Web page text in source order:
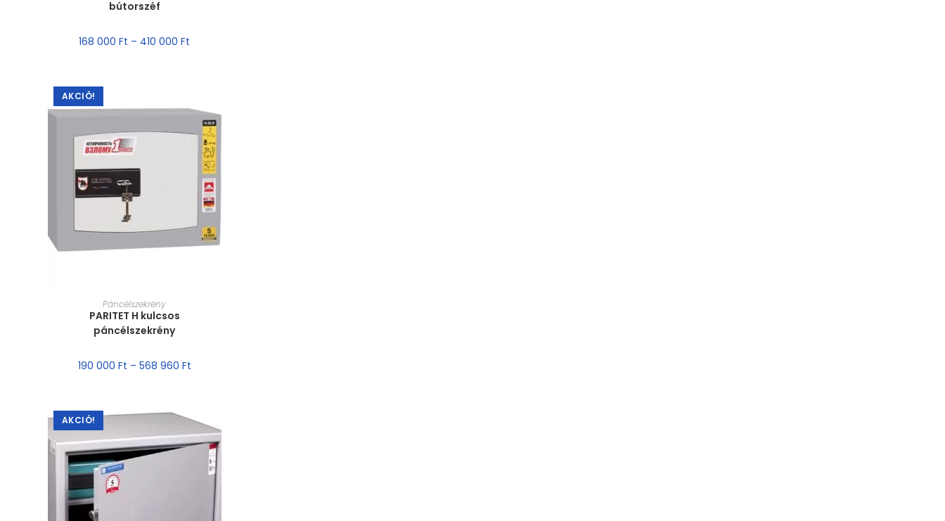
bútorszéf
168 000Ft – 410 000Ft
AKCIÓ!
MÉRET VÁLASZTÁSA
Páncélszekrény
PARITET H kulcsos
páncélszekrény
190 000 Ft – 568 960 Ft
AKCIÓ!